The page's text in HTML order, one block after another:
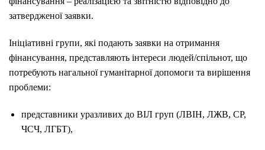
затвердженої заявки.
Ініціативні групи, які подають заявки на отримання
фінансування, представляють інтереси людей/спільнот, що
потребують нагальної гуманітарної допомоги та вирішення
проблеми:
представники уразливих до ВІЛ груп (ЛВІН, ЛЖВ, СР,
ЧСЧ, ЛГБТ),